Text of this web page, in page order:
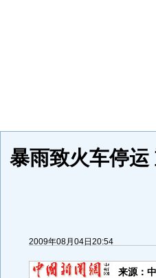
暴雨致火车停
2009年08月04日20:54
来源：